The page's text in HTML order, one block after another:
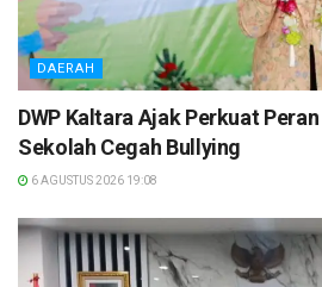
DAERAH
DWP Kaltara Ajak Perkuat
Sekolah Cegah Bullying
6 AGUSTUS 2026 19:08